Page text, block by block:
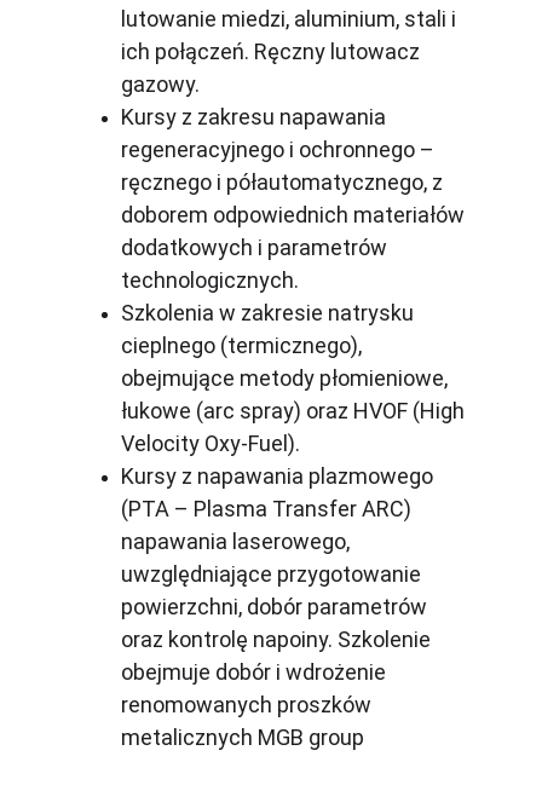
lutowanie miedzi, aluminium, stali i
ich połączeń. Ręczny lutowacz
gazowy.
Kursy z zakresu napawania
regeneracyjnego i ochronnego –
ręcznego i półautomatycznego, z
doborem odpowiednich materiałów
dodatkowych i parametrów
technologicznych.
Szkolenia w zakresie natrysku
cieplnego (termicznego),
obejmujące metody płomieniowe,
łukowe (arc spray) oraz HVOF (High
Velocity Oxy-Fuel).
Kursy z napawania plazmowego
(PTA – Plasma Transfer ARC)
napawania laserowego,
uwzględniające przygotowanie
powierzchni, dobór parametrów
oraz kontrolę napoiny. Szkolenie
obejmuje dobór i wdrożenie
renomowanych proszków
metalicznych MGB group